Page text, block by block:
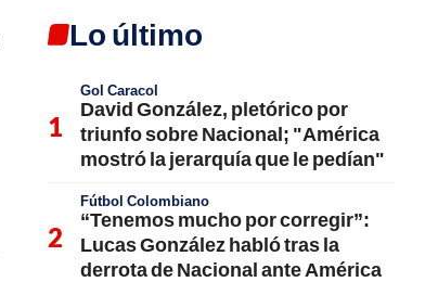
Lo último
Gol Caracol
David González, pletórico por
triunfo sobre Nacional; "América
mostró la jerarquía que le pedían"
Fútbol Colombiano
“Tenemos mucho por corregir”:
Lucas González habló tras la
derrota de Nacional ante América